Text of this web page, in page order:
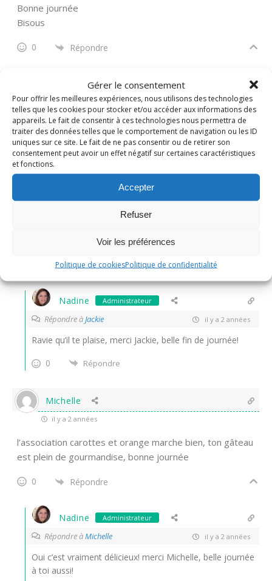
Gérer le consentement
Pour offrir les meilleures expériences, nous utilisons des technologies
telles que les cookies pour stocker et/ou accéder aux informations des
appareils. Le fait de consentir à ces technologies nous permettra de
traiter des données telles que le comportement de navigation ou les ID
uniques sur ce site. Le fait de ne pas consentir ou de retirer son
consentement peut avoir un effet négatif sur certaines caractéristiques
et fonctions.
Accepter
Refuser
Voir les préférences
Politique de cookiesPolitique de confidentialité
Bonne journée
Bisous
0 Répondre
Nadine Administrateur
Répondre àla cuisine de poupoule il y a 2 années
Merci Christelle, bien parfumé et tout moelleux! un régal!
0
Répondre
il y a 2 années
Bises Nadine et bonne journée
Répondre
Nadine Administrateur
Répondre àJackie il y a 2 années
Ravie qu’il te plaise, merci Jackie, belle fin de journée!
0
Répondre
Michelle
il y a 2 années
l’association carottes et orange marche bien, ton gâteau
est plein de gourmandise, bonne journée
0 Répondre
Nadine Administrateur
Répondre àMichelle il y a 2 années
Oui c’est vraiment délicieux! merci Michelle, belle journée
à toi aussi!